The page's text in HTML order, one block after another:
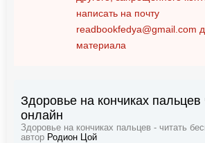
написать на почту
readbookfedya@gmail.com
материала
Здоровье на кончиках пальцев
онлайн
Здоровье на кончиках пальцев - читать
автор Родион Цой